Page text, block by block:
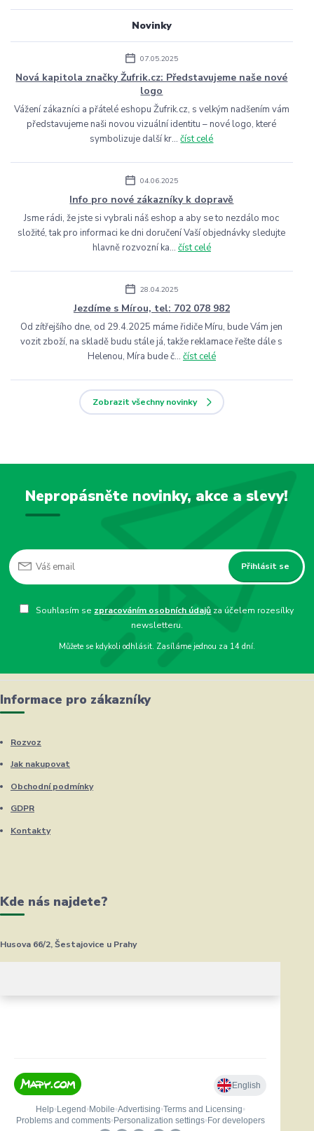
Novinky
07.05.2025
Nová kapitola značky Žufrik.cz: Představujeme naše nové
logo
Vážení zákazníci a přátelé eshopu Žufrik.cz, s velkým nadšením vám
představujeme naši novou vizuální identitu – nové logo, které
symbolizuje další kr...číst celé
04.06.2025
Info pro nové zákazníky k dopravě
Jsme rádi, že jste si vybrali náš eshop a aby se to nezdálo moc
složité, tak pro informaci ke dni doručení Vaší objednávky sledujte
hlavně rozvozní ka... číst celé
28.04.2025
Jezdíme s Mírou, tel: 702 078 982
Od zítřejšího dne, od 29.4.2025 máme řidiče Míru, bude Vám jen
vozit zboží, na skladě budu stále já, takže reklamace řešte dále s
Helenou, Míra bude č... číst celé
Zobrazit všechny novinky
Nepropásněte novinky, akce a slevy!
Přihlásit se
Souhlasím se zpracováním osobních údajů za účelem rozesílky
newsletteru.
Můžete se kdykoli odhlásit. Zasíláme jednou za 14 dní.
Informace pro zákazníky
Rozvoz
Jak nakupovat
Obchodní podmínky
GDPR
Kontakty
Kde nás najdete?
Husova 66/2, Šestajovice u Prahy